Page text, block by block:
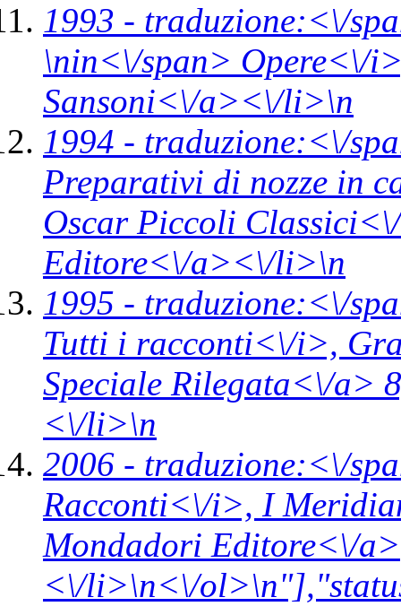
1993 - traduzione:<\/
\nin<\/span> Opere<\/
Sansoni<\/a><\/li>\n
1994 - traduzione:<\/
Preparativi di nozze in
Oscar Piccoli
Editore<\/a><\/li>\n
1995 - traduzione:<\/
Tutti i racconti<\/i>,
Speciale Rilegata<\/a>
<\/li>\n
2006 - traduzione:<\/
Racconti<\/i>, I
Mondadori Editore<\/a>
<\/li>\n<\/